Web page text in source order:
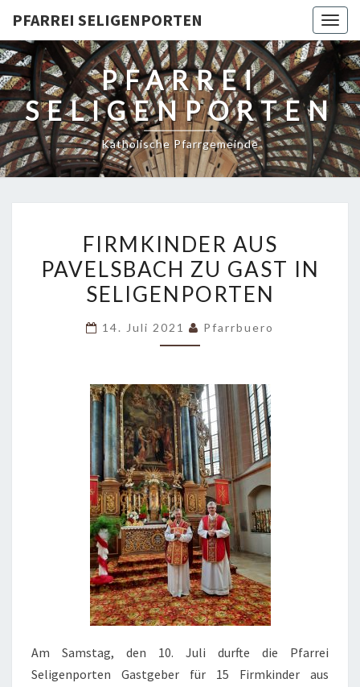
PFARREI SELIGENPORTEN
PFARREI
SELIGENPORTEN
Katholische Pfarrgemeinde
AUS
PAVELSBACH
ZU
IN
FIRMKINDER AUS
PAVELSBACH ZU GAST IN
SELIGENPORTEN
14. Juli 2021 Pfarrbuero
Am Samstag, den 10. Juli durfte die Pfarrei
Seligenporten Gastgeber für 15 Firmkinder aus